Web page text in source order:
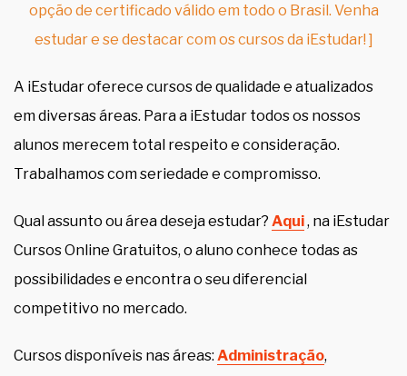
opção de certificado válido em todo o Brasil. Venha
estudar e se destacar com os cursos da iEstudar! ]
A iEstudar oferece cursos de qualidade e atualizados
em diversas áreas. Para a iEstudar todos os nossos
alunos merecem total respeito e consideração.
Trabalhamos com seriedade e compromisso.
Qual assunto ou área deseja estudar? Aqui, na iEstudar
Cursos Online Gratuitos, o aluno conhece todas as
possibilidades e encontra o seu diferencial
competitivo no mercado.
Cursos disponíveis nas áreas: Administração,